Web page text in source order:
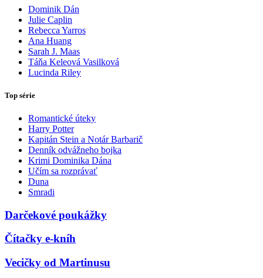
Dominik Dán
Julie Caplin
Rebecca Yarros
Ana Huang
Sarah J. Maas
Táňa Keleová Vasilková
Lucinda Riley
Top série
Romantické úteky
Harry Potter
Kapitán Stein a Notár Barbarič
Denník odvážneho bojka
Krimi Dominika Dána
Učím sa rozprávať
Duna
Smradi
Darčekové poukážky
Čítačky e-kníh
Vecičky od Martinusu